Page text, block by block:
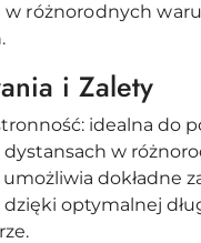
w różnorodnych
i Zalety
idealna do
w
umożliwia dokładne
optymalnej